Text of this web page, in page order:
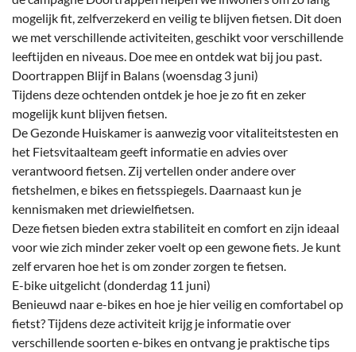
mogelijk fit, zelfverzekerd en veilig te blijven fietsen. Dit doen
we met verschillende activiteiten, geschikt voor verschillende
leeftijden en niveaus. Doe mee en ontdek wat bij jou past.
Doortrappen Blijf in Balans (woensdag 3 juni)
Tijdens deze ochtenden ontdek je hoe je zo fit en zeker
mogelijk kunt blijven fietsen.
De Gezonde Huiskamer is aanwezig voor vitaliteitstesten en
het Fietsvitaalteam geeft informatie en advies over
verantwoord fietsen. Zij vertellen onder andere over
fietshelmen, e bikes en fietsspiegels. Daarnaast kun je
kennismaken met driewielfietsen.
Deze fietsen bieden extra stabiliteit en comfort en zijn ideaal
voor wie zich minder zeker voelt op een gewone fiets. Je kunt
zelf ervaren hoe het is om zonder zorgen te fietsen.
E-bike uitgelicht (donderdag 11 juni)
Benieuwd naar e-bikes en hoe je hier veilig en comfortabel op
fietst? Tijdens deze activiteit krijg je informatie over
verschillende soorten e-bikes en ontvang je praktische tips